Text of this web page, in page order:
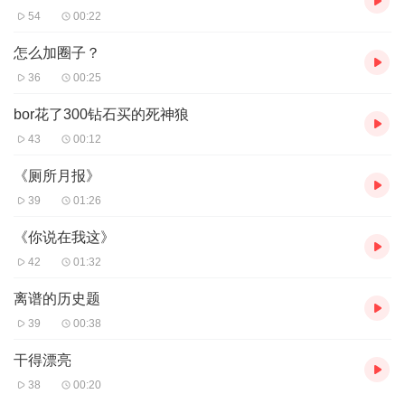
54 00:22
怎么加圈子？
36 00:25
bor花了300钻石买的死神狼
43 00:12
《厕所月报》
39 01:26
《你说在我这》
42 01:32
离谱的历史题
39 00:38
干得漂亮
38 00:20